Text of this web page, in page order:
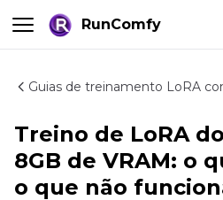
RunComfy
Guias de treinamento LoRA
Treino de LoRA
8GB de VRAM: o
o que não